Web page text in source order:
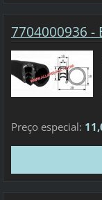
7704000936
Preço especial: